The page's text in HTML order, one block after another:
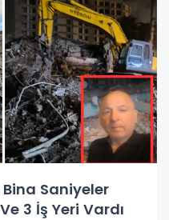
Bina Saniyeler
3 İş Yeri Vardı